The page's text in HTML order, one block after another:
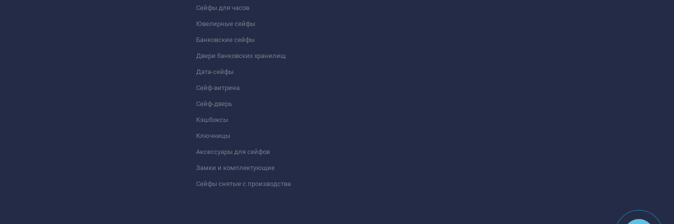
Сейфы для часов
Ювелирные сейфы
Банковские сейфы
Двери банковских хранилищ
Дата-сейфы
Сейф-витрина
Сейф-дверь
Кэшбоксы
Ключницы
Аксессуары для сейфов
Замки и комплектующие
Сейфы снятые с производства